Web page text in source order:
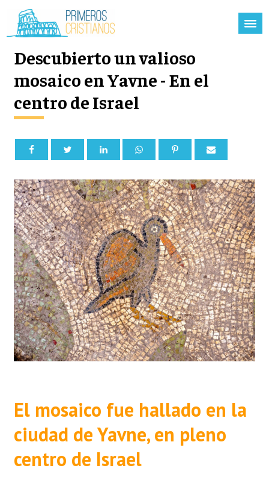
Descubierto un valioso
mosaico en Yavne - En el
centro de Israel
El mosaico fue hallado en la
ciudad de Yavne, en pleno
centro de Israel